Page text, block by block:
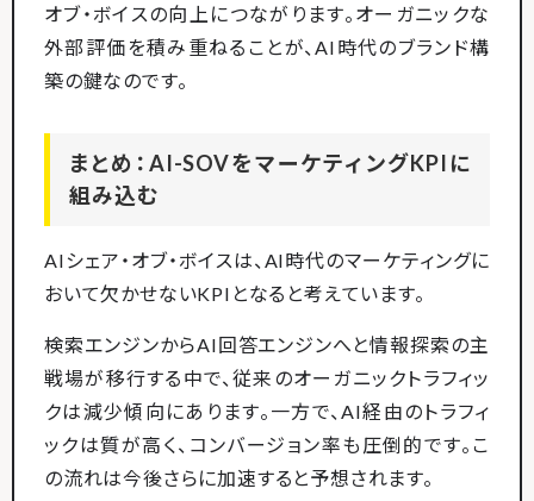
オブ・ボイスの向上につながります。オーガニックな
外部評価を積み重ねることが、AI時代のブランド構
築の鍵なのです。
まとめ：AI-SOVをマーケティングKPIに
組み込む
AIシェア・オブ・ボイスは、AI時代のマーケティングに
おいて欠かせないKPIとなると考えています。
検索エンジンからAI回答エンジンへと情報探索の主
戦場が移行する中で、従来のオーガニックトラフィッ
クは減少傾向にあります。一方で、AI経由のトラフィ
ックは質が高く、コンバージョン率も圧倒的です。こ
の流れは今後さらに加速すると予想されます。